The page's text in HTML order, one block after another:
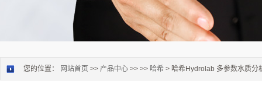
您的位置： 网站首页 >> 产品中心 >> >> 哈希 > 哈希Hydrolab 多参数水质分